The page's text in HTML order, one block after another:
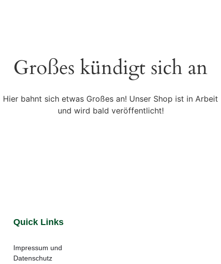
Großes kündigt sich an
Hier bahnt sich etwas Großes an! Unser Shop ist in Arbeit
und wird bald veröffentlicht!
Quick Links
Impressum und
Datenschutz